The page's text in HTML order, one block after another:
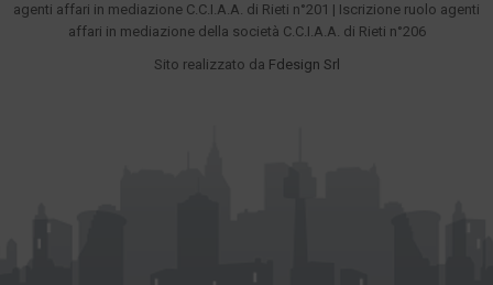
agenti affari in mediazione C.C.I.A.A. di Rieti n°201 | Iscrizione ruolo agenti
affari in mediazione della società C.C.I.A.A. di Rieti n°206
Sito realizzato da Fdesign Srl